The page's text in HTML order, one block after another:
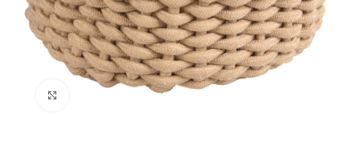
Haga Click para agrandar